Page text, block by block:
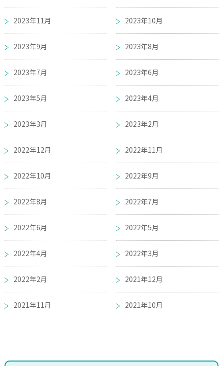
2023年11月 2023年10月
2023年9月 2023年8月
2023年7月 2023年6月
2023年5月 2023年4月
2023年3月 2023年2月
2022年12月 2022年11月
2022年10月 2022年9月
2022年8月 2022年7月
2022年6月 2022年5月
2022年4月 2022年3月
2022年2月 2021年12月
2021年11月 2021年10月